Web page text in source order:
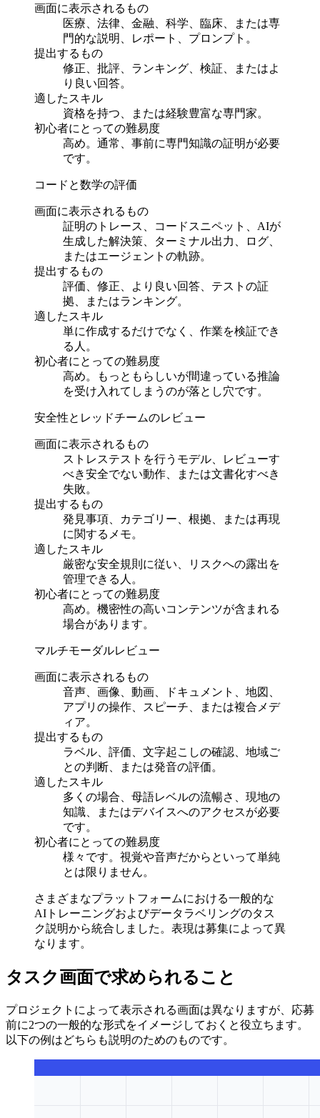
画面に表示されるもの
医療、法律、金融、科学、臨床、または専
門的な説明、レポート、プロンプト。
提出するもの
修正、批評、ランキング、検証、またはよ
り良い回答。
適したスキル
資格を持つ、または経験豊富な専門家。
初心者にとっての難易度
高め。通常、事前に専門知識の証明が必要
です。
コードと数学の評価
画面に表示されるもの
証明のトレース、コードスニペット、AIが
生成した解決策、ターミナル出力、ログ、
またはエージェントの軌跡。
提出するもの
評価、修正、より良い回答、テストの証
拠、またはランキング。
適したスキル
単に作成するだけでなく、作業を検証でき
る人。
初心者にとっての難易度
高め。もっともらしいが間違っている推論
を受け入れてしまうのが落とし穴です。
安全性とレッドチームのレビュー
画面に表示されるもの
ストレステストを行うモデル、レビューす
べき安全でない動作、または文書化すべき
失敗。
提出するもの
発見事項、カテゴリー、根拠、または再現
に関するメモ。
適したスキル
厳密な安全規則に従い、リスクへの露出を
管理できる人。
初心者にとっての難易度
高め。機密性の高いコンテンツが含まれる
場合があります。
マルチモーダルレビュー
画面に表示されるもの
音声、画像、動画、ドキュメント、地図、
アプリの操作、スピーチ、または複合メデ
ィア。
提出するもの
ラベル、評価、文字起こしの確認、地域ご
との判断、または発音の評価。
適したスキル
多くの場合、母語レベルの流暢さ、現地の
知識、またはデバイスへのアクセスが必要
です。
初心者にとっての難易度
様々です。視覚や音声だからといって単純
とは限りません。
さまざまなプラットフォームにおける一般的な
AIトレーニングおよびデータラベリングのタス
ク説明から統合しました。表現は募集によって異
なります。
タスク画面で求められること
プロジェクトによって表示される画面は異なりますが、応募
前に2つの一般的な形式をイメージしておくと役立ちます。
以下の例はどちらも説明のためのものです。